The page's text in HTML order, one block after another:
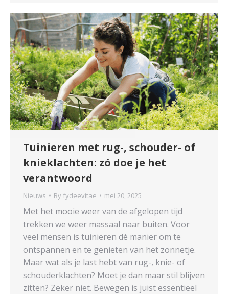
Tuinieren met rug-, schouder- of
knieklachten: zó doe je het
verantwoord
Nieuws By fydeevitae mei 20, 2025
Met het mooie weer van de afgelopen tijd
trekken we weer massaal naar buiten. Voor
veel mensen is tuinieren dé manier om te
ontspannen en te genieten van het zonnetje.
Maar wat als je last hebt van rug-, knie- of
schouderklachten? Moet je dan maar stil blijven
zitten? Zeker niet. Bewegen is juist essentieel